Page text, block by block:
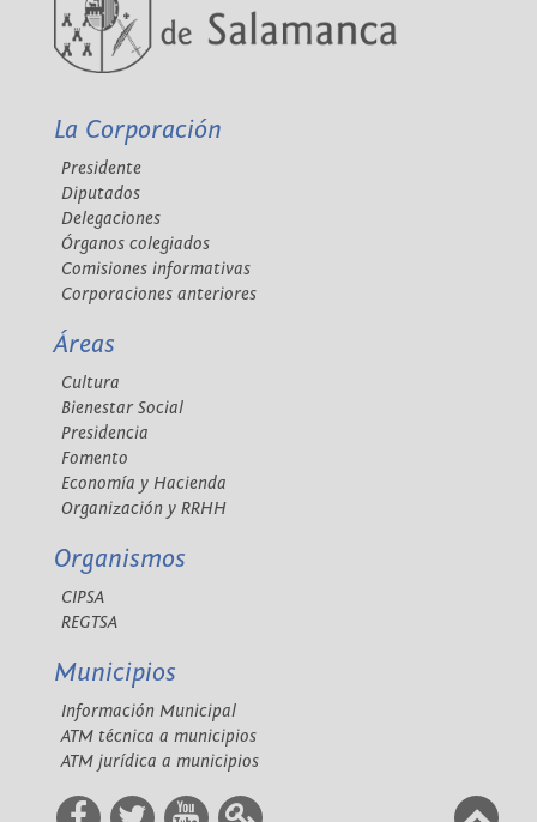
La Corporación
Presidente
Diputados
Delegaciones
Órganos colegiados
Comisiones informativas
Corporaciones anteriores
Áreas
Cultura
Bienestar Social
Presidencia
Fomento
Economía y Hacienda
Organización y RRHH
Organismos
CIPSA
REGTSA
Municipios
Información Municipal
ATM técnica a municipios
ATM jurídica a municipios